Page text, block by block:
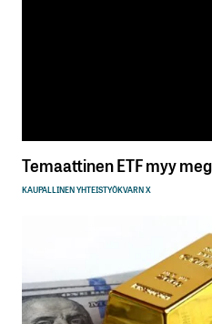
Temaattinen ETF myy
KAUPALLINEN YHTEISTYÖKVARN X